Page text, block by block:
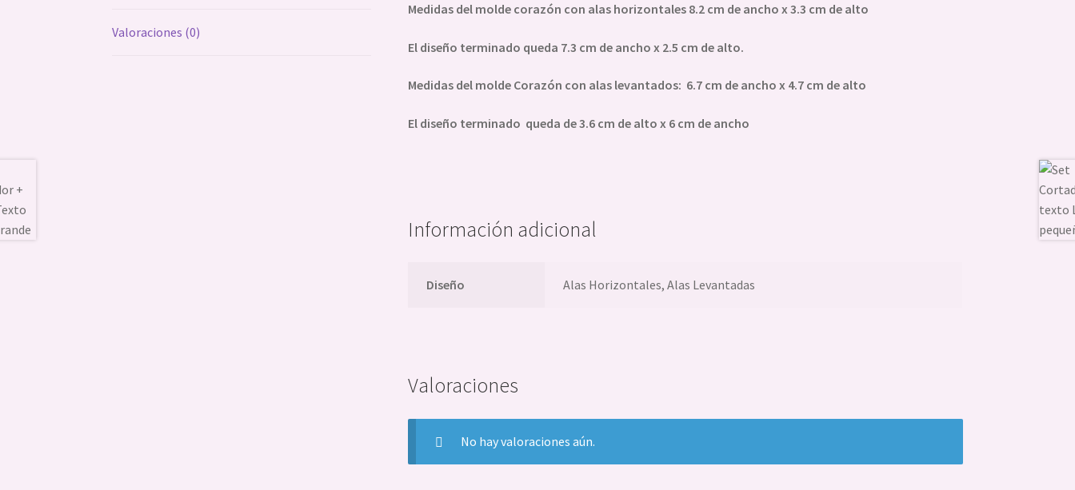
Valoraciones (0)
Medidas del molde corazón con alas horizontales 8.2 cm de ancho x 3.3 cm de alto
El diseño terminado queda 7.3 cm de ancho x 2.5 cm de alto.
Medidas del molde Corazón con alas levantados: 6.7 cm de ancho x 4.7 cm de alto
El diseño terminado queda de 3.6 cm de alto x 6 cm de ancho
Información adicional
Diseño Alas Horizontales, Alas Levantadas
Valoraciones
No hay valoraciones aún.